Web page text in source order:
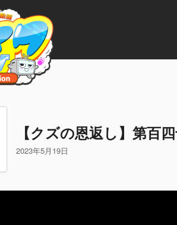
【クズの恩返し】第百
2023年5月19日